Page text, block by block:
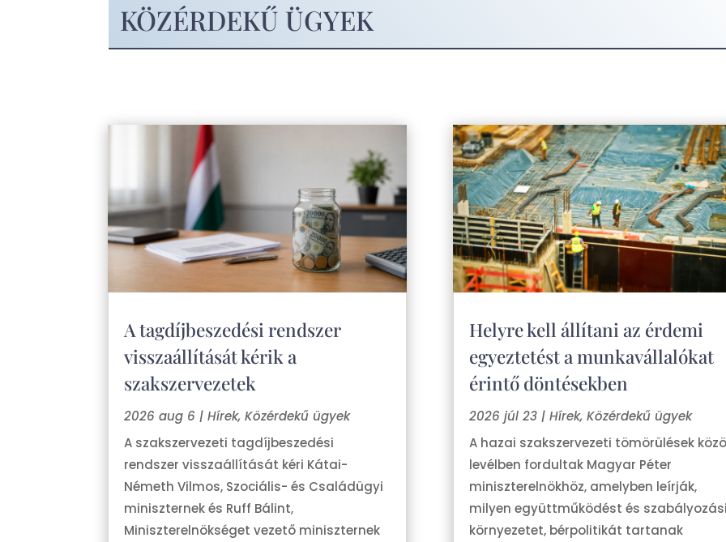
KÖZÉRDEKŰ ÜGYEK
A tagdíjbeszedési rendszer
visszaállítását kérik a
szakszervezetek
2026 aug 6 |Hírek,Közérdekű ügyek
A szakszervezeti tagdíjbeszedési
rendszer visszaállítását kéri Kátai-
Németh Vilmos, Szociális- és Családügyi
miniszternek és Ruff Bálint,
Miniszterelnökséget vezető miniszternek
Helyre kell állítani az érdemi
egyeztetést a munkavállalókat
érintő döntésekben
2026 júl 23| Hírek, Közérdekű ügyek
A hazai szakszervezeti tömörülések
levélben fordultak Magyar Péter
miniszterelnökhöz, amelyben leírják,
milyen együttműködést és
környezetet, bérpolitikát tartanak